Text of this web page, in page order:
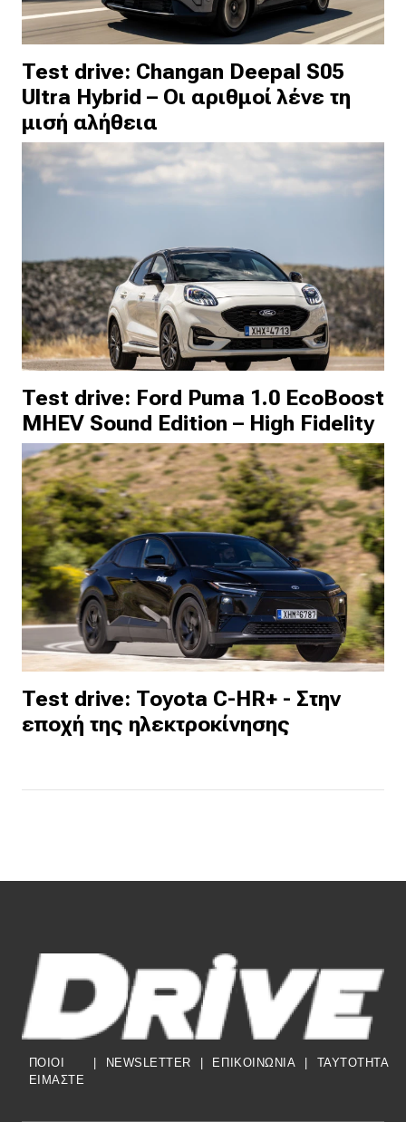
Test drive: Changan Deepal S05
Ultra Hybrid – Οι αριθμοί λένε τη
μισή αλήθεια
Test drive: Ford Puma 1.0 EcoBoost
MHEV Sound Edition – High Fidelity
Test drive: Toyota C-HR+ - Στην
εποχή της ηλεκτροκίνησης
ΠΟΙΟΙ
ΕΙΜΑΣΤΕ
NEWSLETTER ΕΠΙΚΟΙΝΩΝΙΑ TAYTOTHTA